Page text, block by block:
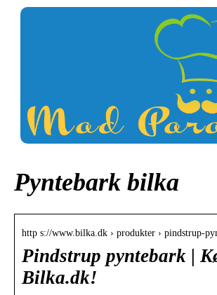
Pyntebark bilka
http s://www.bilka.dk › produkter › pindstrup-
Pindstrup pyntebark |
Bilka.dk!